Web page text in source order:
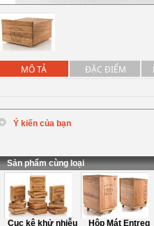
MÔ TẢ ĐẶC ĐIỂM
Ý kiến của bạn
Nội dung:
Sản phẩm cùng loại
Cục kê khử nhiễu
Hộp Mát Entreq